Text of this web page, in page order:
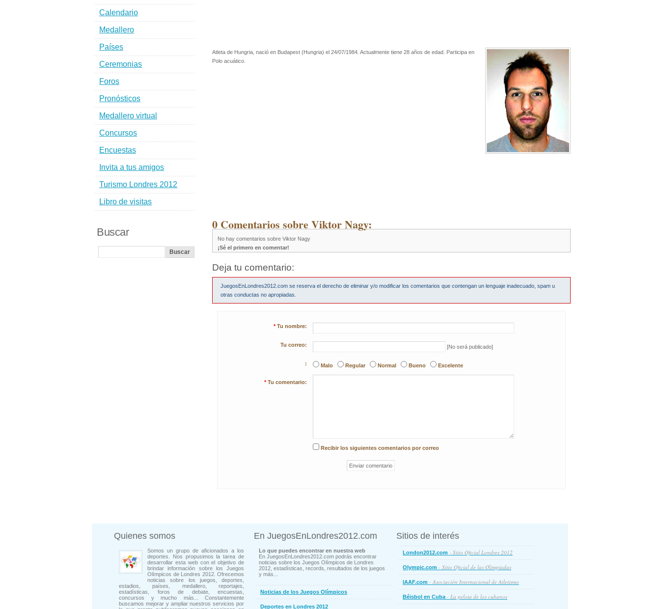
Atleta de Hungria, nació en Budapest (Hungria) el 24/07/1984. Actualmente tiene 28 años de edad. Participa en
Polo acuático.
0 Comentarios sobre Viktor Nagy:
No hay comentarios sobre Viktor Nagy
¡Sé el primero en comentar!
Deja tu comentario:
JuegosEnLondres2012.com se reserva el derecho de eliminar y/o modificar los comentarios que contengan un lenguaje inadecuado, spam u
otras conductas no apropiadas.
* Tu nombre:
Tu correo: [No será publicado]
: Malo Regular Normal Bueno Excelente
* Tu comentario:
Recibir los siguientes comentarios por correo
Calendario
Medallero
Países
Ceremonias
Foros
Pronósticos
Medallero virtual
Concursos
Encuestas
Invita a tus amigos
Turismo Londres 2012
Libro de visitas
Buscar
Quienes somos
Somos un grupo de aficionados a los
deportes. Nos propusimos la tarea de
desarrollar esta web con el objetivo de
brindar información sobre los Juegos
Olímpicos de Londres 2012. Ofrecemos
noticias sobre los juegos, deportes,
estadios, países, medallero, reportajes,
estadísticas, foros de debate, encuestas,
concursos y mucho más... Constantemente
buscamos mejorar y ampliar nuestros servicios por
En JuegosEnLondres2012.com
Lo que puedes encontrar en nuestra web
En JuegosEnLondres2012.com podrás encontrar
noticias sobre los Juegos Olímpicos de Londres
2012, estadísticas, records, resultados de los juegos
y más...
Noticias de los Juegos Olímpicos
Deportes en Londres 2012
Sitios de interés
London2012.com - Sitio Oficial Londres 2012
Olympic.com - Sitio Oficial de las Olimpiadas
IAAF.com - Asociación Internacional de Atletismo
Béisbol en Cuba- La pelota de los cubanos